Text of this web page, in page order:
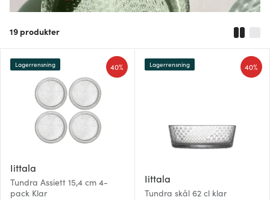
19 produkter
Iittala
Tundra Assiett 15,4 cm 4-
pack Klar
40%
Lagerrensning
Iittala
Tundra skål 62 cl klar
40%
Lagerrensning